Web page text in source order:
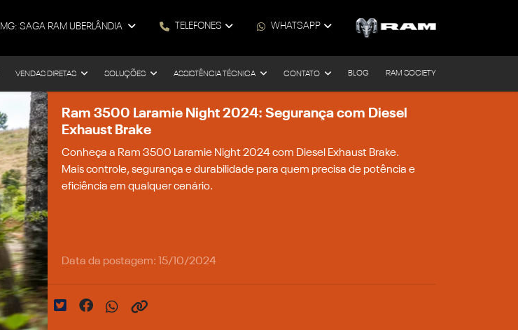
MG: SAGA RAM UBERLÂNDIA TELEFONES WHATSAPP
VENDAS DIRETAS SOLUÇÕES ASSISTÊNCIA TÉCNICA CONTATO BLOG RAM SOCIETY
Ram 3500 Laramie Night 2024: Segurança com Diesel
Exhaust Brake
Conheça a Ram 3500 Laramie Night 2024 com Diesel Exhaust Brake.
Mais controle, segurança e durabilidade para quem precisa de potência e
eficiência em qualquer cenário.
Data da postagem: 15/10/2024